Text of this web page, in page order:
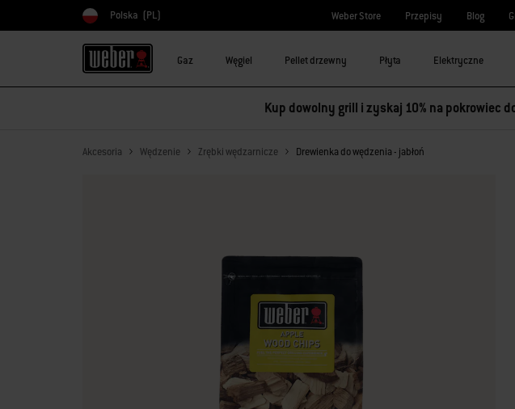
Wybierz kraj
Polska (PL) Weber Store Przepisy Blog
Gaz Węgiel Pellet drzewny Płyta Elektryczne
Kup dowolny grill i zyskaj 10% na pokrowiec
Akcesoria Wędzenie Zrębki wędzarnicze Drewienka do wędzenia - jabłoń